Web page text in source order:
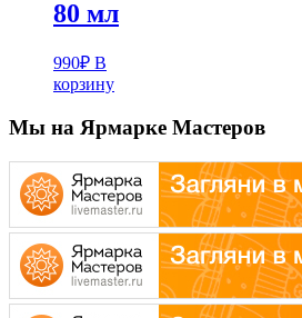
80 мл
990₽ В
корзину
Мы на Ярмарке Мастеров